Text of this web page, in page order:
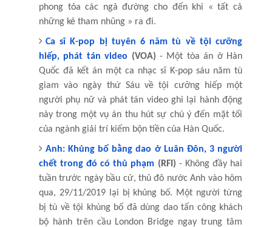
phong tỏa các ngả đường cho đến khi « tất cả
những kẻ tham nhũng » ra đi.
Ca sĩ K-pop bị tuyên 6 năm tù về tội cưỡng
hiếp, phát tán video (VOA) - Một tòa án ở Hàn
Quốc đã kết án một ca nhạc sĩ K-pop sáu năm tù
giam vào ngày thứ Sáu về tội cưỡng hiếp một
người phụ nữ và phát tán video ghi lại hành động
này trong một vụ án thu hút sự chú ý đến mặt tối
của ngành giải trí kiếm bộn tiền của Hàn Quốc.
Anh: Khủng bố bằng dao ở Luân Đôn, 3 người
chết trong đó có thủ phạm (RFI) - Không đầy hai
tuần trước ngày bầu cử, thủ đô nước Anh vào hôm
qua, 29/11/2019 lại bị khủng bố. Một người từng
bị tù về tội khủng bố đã dùng dao tấn công khách
bộ hành trên cầu London Bridge ngay trung tâm